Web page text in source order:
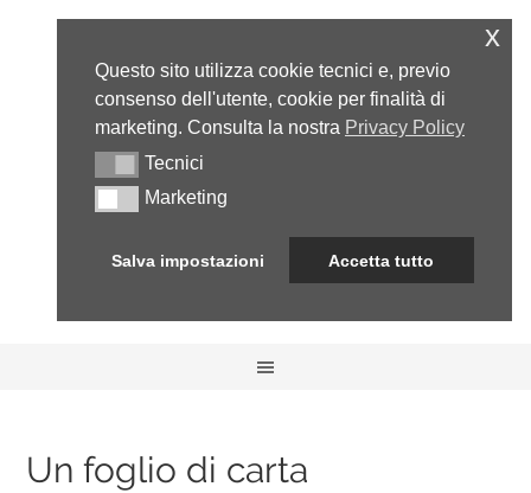
Un foglio di carta
Questo sito utilizza cookie tecnici e, previo
consenso dell'utente, cookie per finalità di
marketing. Consulta la nostra Privacy Policy
TecniciTecnici
MarketingMarketing
Salva impostazioni Accetta tutto
x